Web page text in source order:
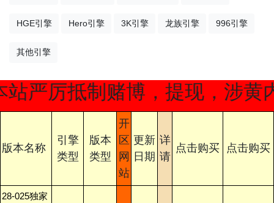
HGE引擎 Hero引擎 3K引擎 龙族引擎 996引擎
其他引擎
厉抵制赌博，提现，涉黄内
版本名称
引擎
类型
版本
类型
开
区
网
站
更新
日期
详
请
点击购买 点击购买
28-025独家